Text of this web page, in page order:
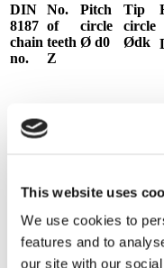
This website uses
We use cookies to
features and to
our site with our
DIN
8187
chain
no.
No.
of
teeth
Z
Pitch
circle
Ø d0
Tip
circle
Ødk
19 76,81 85,3